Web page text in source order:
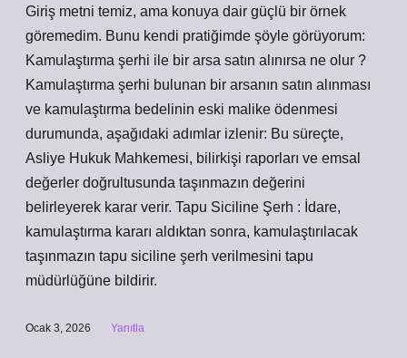
Giriş metni temiz, ama konuya dair güçlü bir örnek
göremedim. Bunu kendi pratiğimde şöyle görüyorum:
Kamulaştırma şerhi ile bir arsa satın alınırsa ne olur ?
Kamulaştırma şerhi bulunan bir arsanın satın alınması
ve kamulaştırma bedelinin eski malike ödenmesi
durumunda, aşağıdaki adımlar izlenir: Bu süreçte,
Asliye Hukuk Mahkemesi, bilirkişi raporları ve emsal
değerler doğrultusunda taşınmazın değerini
belirleyerek karar verir. Tapu Siciline Şerh : İdare,
kamulaştırma kararı aldıktan sonra, kamulaştırılacak
taşınmazın tapu siciline şerh verilmesini tapu
müdürlüğüne bildirir.
Ocak 3, 2026 Yanıtla